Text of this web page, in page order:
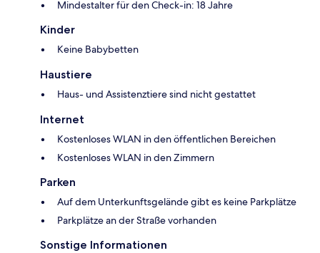
Mindestalter für den Check-in: 18 Jahre
Kinder
Keine Babybetten
Haustiere
Haus- und Assistenztiere sind nicht gestattet
Internet
Kostenloses WLAN in den öffentlichen Bereichen
Kostenloses WLAN in den Zimmern
Parken
Auf dem Unterkunftsgelände gibt es keine Parkplätze
Parkplätze an der Straße vorhanden
Sonstige Informationen